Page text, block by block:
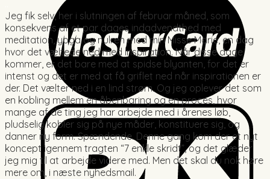
Jeg fik selv, her i slutningen af februar måned, som
konsekvens af et par dages indadvendthed med
meditation, yoga og nulren med min Misse Marie, en dag
hvor det væltede ned med inspiration. Når disse dage
kommer, er det bare med at spidse blyanten, for det er
intenst og det er med at få griflet ned når inspirationen er
der. Det vælter ned i en lind strøm. Og jeg oplever det som
en kobling mellem en åbenbaring og en proces, hvor
mange af de ting jeg har arbejde med i årenes løb,
pludselig kobler sig på nye måder, konstituere sig, og
danner ny form. Spændende. Denne gang kom der et nyt
koncept igennem tragten “7 enkle skridt”, og det glæder
jeg mig til at arbejde videre med. Men det skal du nok høre
mere om, i næste nyhedsmail.